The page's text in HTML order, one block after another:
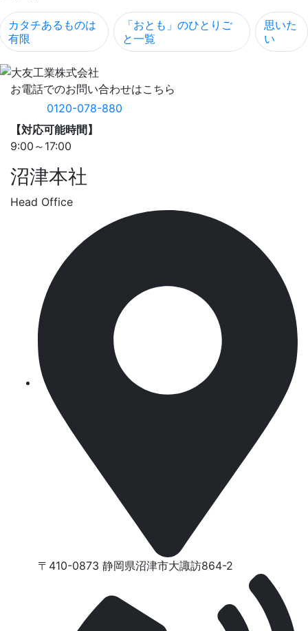
カタチあるものは
有限
「おとも」のひとりご
と一覧
思いた
い
お電話でのお問い合わせはこちら
0120-078-880
【対応可能時間】
9:00～17:00
沼津本社
Head Office
〒410-0873 静岡県沼津市⼤諏訪864-2